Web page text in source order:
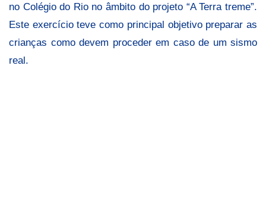
no Colégio do Rio no âmbito do projeto “A Terra treme”.
Este exercício teve como principal objetivo preparar as
crianças como devem proceder em caso de um sismo
real.